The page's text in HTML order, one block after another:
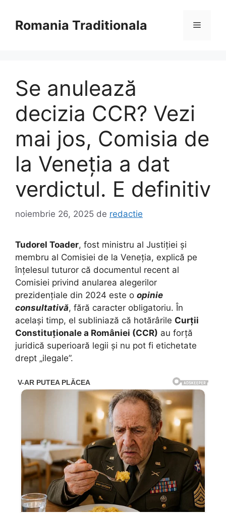
conținutRomania Traditionala Meniu
Se anulează
decizia CCR? Vezi
mai jos, Comisia de
la Veneția a dat
verdictul. E definitiv
noiembrie 26, 2025 de redactie
Tudorel Toader, fost ministru al Justiției și
membru al Comisiei de la Veneția, explică pe
înțelesul tuturor că documentul recent al
Comisiei privind anularea alegerilor
prezidențiale din 2024 este o opinie
consultativă, fără caracter obligatoriu. În
același timp, el subliniază că hotărârile Curții
Constituționale a României (CCR) au forță
juridică superioară legii și nu pot fi etichetate
drept „ilegale”.